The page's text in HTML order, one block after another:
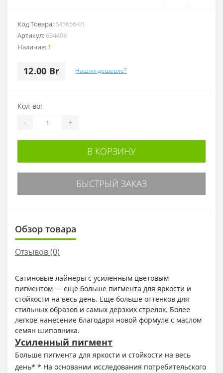
Код Товара: 645656-01
Артикул: 634498
Наличие: 1
12.00 Br Нашли дешевле?
Кол-во:
- +
В КОРЗИНУ
БЫСТРЫЙ ЗАКАЗ
Обзор товара
Отзывов (0)
Сатиновые лайнеры с усиленным цветовым
пигментом — еще больше пигмента для яркости и
стойкости на весь день. Еще больше оттенков для
стильных образов и самых дерзких стрелок. Более
легкое нанесение благодаря новой формуле с маслом
семян шиповника.
Усиленный пигмент
Больше пигмента для яркости и стойкости на весь
день* * На основании исследования потребительского